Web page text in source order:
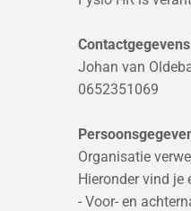
Contactgegevens
Johan van
0652351069
Organisatie
Hieronder vind je
- Voor- en